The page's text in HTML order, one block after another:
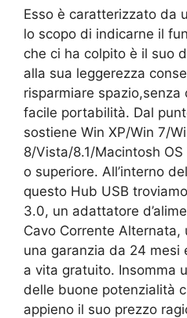
Esso è caratterizzato da
lo scopo di indicarne il
che ci ha colpito è il suo
alla sua leggerezza
risparmiare spazio,senza
facile portabilità. Dal
sostiene Win XP/Win 7/
8/Vista/8.1/Macintosh
o superiore. All’interno
questo Hub USB
3.0, un adattatore
Cavo Corrente Alternata,
una garanzia da 24 mesi
a vita gratuito. Insomma
delle buone potenzialità
appieno il suo prezzo